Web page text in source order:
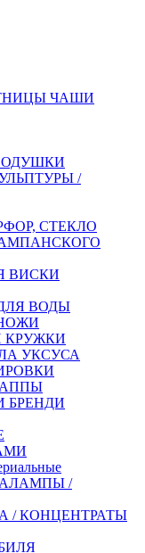
ЧАШИ
/
СТЕКЛО
ВИСКИ
ВОДЫ
КРУЖКИ
УКСУСА
БРЕНДИ
/
/ КОНЦЕНТРАТЫ